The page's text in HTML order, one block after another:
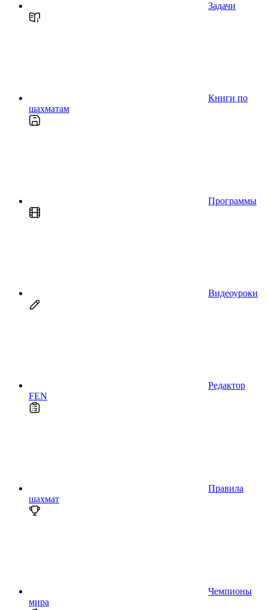
Задачи
Книги по
шахматам
Программы
Видеоуроки
Редактор
FEN
Правила
шахмат
Чемпионы
мира